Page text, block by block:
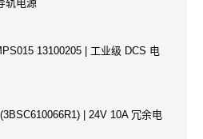
轨电源
13100205 | 工业级 DCS 电
| 24V 10A 冗余电